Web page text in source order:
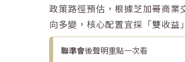
政策路徑預估，根據芝加哥商
向多變，核心配置宜採「雙收益
聯準會後聲明重點一次看